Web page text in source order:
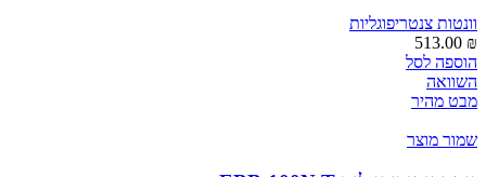
וונטות צנטריפוגליות
513.00 ₪
הוספה לסל
השוואה
מבט מהיר
שמור מוצר